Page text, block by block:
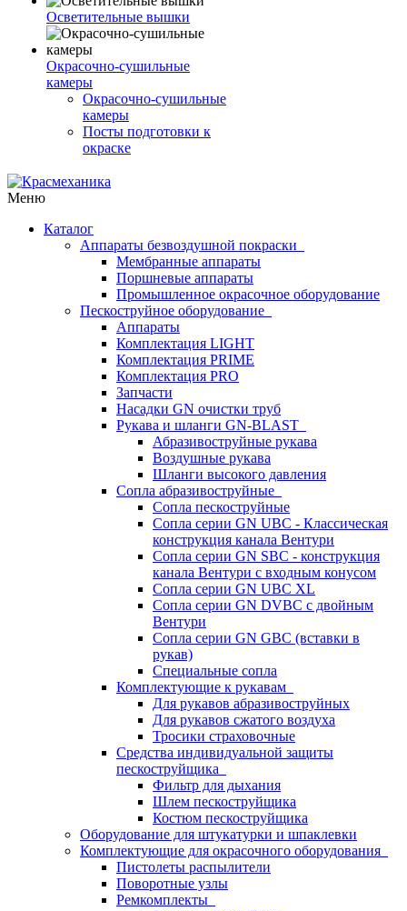
Осветительные вышки
Окрасочно-сушильные
камеры
Окрасочно-сушильные
камеры
Посты подготовки к
окраске
Меню
Каталог
Аппараты безвоздушной покраски
Мембранные аппараты
Поршневые аппараты
Промышленное окрасочное оборудование
Пескоструйное оборудование
Аппараты
Комплектация LIGHT
Комплектация PRIME
Комплектация PRO
Запчасти
Насадки GN очистки труб
Рукава и шланги GN-BLAST
Абразивоструйные рукава
Воздушные рукава
Шланги высокого давления
Сопла абразивоструйные
Сопла пескоструйные
Сопла серии GN UBC - Классическая
конструкция канала Вентури
Сопла серии GN SBC - конструкция
канала Вентури c входным конусом
Сопла серии GN UBC XL
Сопла серии GN DVBC с двойным
Вентури
Сопла серии GN GBC (вставки в
рукав)
Специальные сопла
Комплектующие к рукавам
Для рукавов абразивоструйных
Для рукавов сжатого воздуха
Тросики страховочные
Средства индивидуальной защиты
пескоструйщика
Фильтр для дыхания
Шлем пескоструйщика
Костюм пескоструйщика
Оборудование для штукатурки и шпаклевки
Комплектующие для окрасочного оборудования
Пистолеты распылители
Поворотные узлы
Ремкомплекты